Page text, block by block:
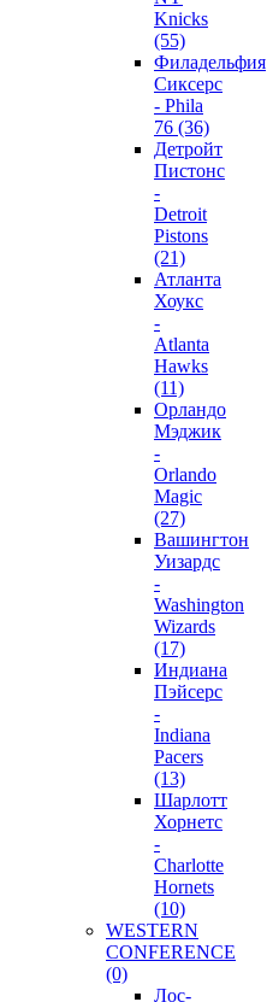
Knicks
(55)
Филадельфия
Сиксерс
- Phila
76 (36)
Детройт
Пистонс
-
Detroit
Pistons
(21)
Атланта
Хоукс
-
Atlanta
Hawks
(11)
Орландо
Мэджик
-
Orlando
Magic
(27)
Вашингтон
Уизардс
-
Washington
Wizards
(17)
Индиана
Пэйсерс
-
Indiana
Pacers
(13)
Шарлотт
Хорнетс
-
Charlotte
Hornets
(10)
WESTERN
CONFERENCE
(0)
Лос-